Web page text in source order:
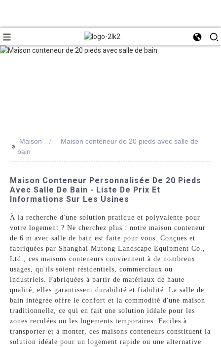
>> Maison
Maison conteneur de 20 pieds avec salle de
bain
Maison Conteneur Personnalisée De 20 Pieds
Avec Salle De Bain - Liste De Prix Et
Informations Sur Les Usines
À la recherche d'une solution pratique et polyvalente pour
votre logement ? Ne cherchez plus : notre maison conteneur
de 6 m avec salle de bain est faite pour vous. Conçues et
fabriquées par Shanghai Mutong Landscape Equipment Co.,
Ltd., ces maisons conteneurs conviennent à de nombreux
usages, qu'ils soient résidentiels, commerciaux ou
industriels. Fabriquées à partir de matériaux de haute
qualité, elles garantissent durabilité et fiabilité. La salle de
bain intégrée offre le confort et la commodité d'une maison
traditionnelle, ce qui en fait une solution idéale pour les
zones reculées ou les logements temporaires. Faciles à
transporter et à monter, ces maisons conteneurs constituent la
solution idéale pour un logement rapide ou une alternative